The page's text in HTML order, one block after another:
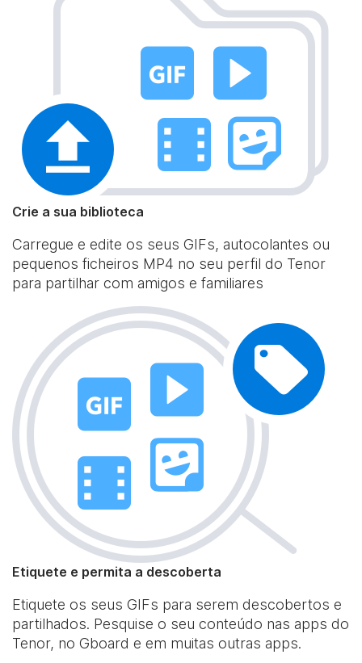
Crie a sua biblioteca
Carregue e edite os seus GIFs, autocolantes ou
pequenos ficheiros MP4 no seu perfil do Tenor
para partilhar com amigos e familiares
Etiquete e permita a descoberta
Etiquete os seus GIFs para serem descobertos e
partilhados. Pesquise o seu conteúdo nas apps do
Tenor, no Gboard e em muitas outras apps.